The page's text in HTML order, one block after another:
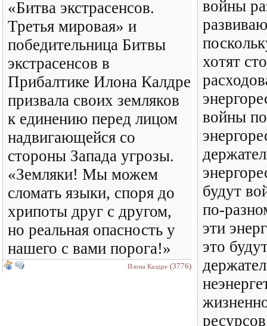
«Битва экстрасенсов.
Третья мировая» и
победительница Битвы
экстрасенсов в
Прибалтике Илона Калдре
призвала своих земляков
к единению перед лицом
надвигающейся со
стороны Запада угрозы.
«Земляки! Мы можем
сломать языки, споря до
хрипоты друг с другом,
но реальная опасность у
нашего с вами порога!»
Илона Калдре (3776)
войны
хотят
войны
будут
по-
эти
это